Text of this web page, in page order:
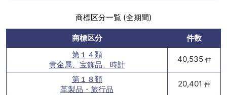
商標区分一覧 (全期間)
商標区分
件数
第１４類
貴金属、宝飾品、時計
40,535 件
第１８類
革製品・旅行品
20,401 件